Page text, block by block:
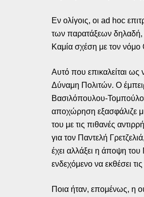
Εν ολίγοις, οι ad hoc
των παρατάξεων δηλαδή,
Καμία σχέση με τον
Αυτό που επικαλείται ως
Δύναμη Πολιτών. Ο
Βασιλόπουλου-
αποχώρηση εξασφάλιζε
του με τις πιθανές
για τον Παντελή
έχει αλλάξει η άποψη του
ενδεχόμενο να εκθέσει
Ποια ήταν, επομένως, η